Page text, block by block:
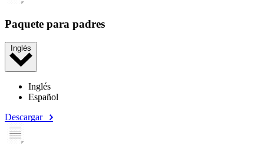
Paquete para padres
Inglés
Inglés
Español
Descargar